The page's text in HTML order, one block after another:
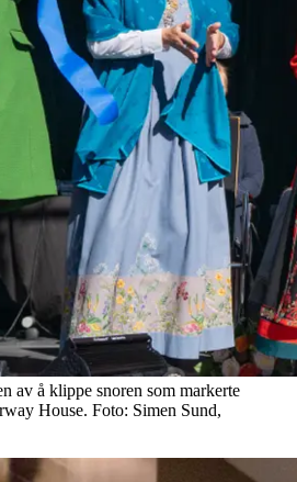
av å klippe snoren som markerte
House. Foto: Simen Sund,